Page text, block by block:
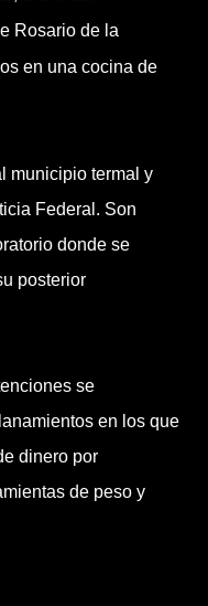
Rosario de la
en una cocina de
municipio termal y
Federal. Son
donde se
posterior
se
en los que
dinero por
de peso y